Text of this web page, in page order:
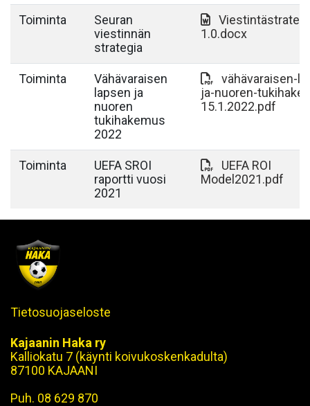
Toiminta
Seuran
viestinnän
strategia
1.0.docx
Toiminta
Vähävaraisen
lapsen ja
nuoren
tukihakemus
2022
vähävaraisen-
ja-nuoren-
15.1.2022.pdf
Toiminta
UEFA SROI
raportti vuosi
2021
UEFA ROI
Model2021.pdf
Tietosuojaseloste
Kajaanin Haka ry
Kalliokatu 7 (käynti koivukoskenkadulta)
87100 KAJAANI
Puh. 08 629 870